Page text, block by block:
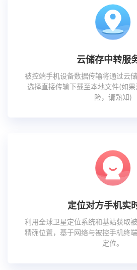
云储存中转服
被控端手机设备数据传输将通过云
选择直接传输下载至本地文件(如
险，请熟知)
定位对方手机实
利用全球卫星定位系统和基站获取
精确位置，基于网络与被控手机终
定位。